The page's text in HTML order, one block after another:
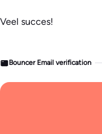
Veel succes!
Bouncer Email verification